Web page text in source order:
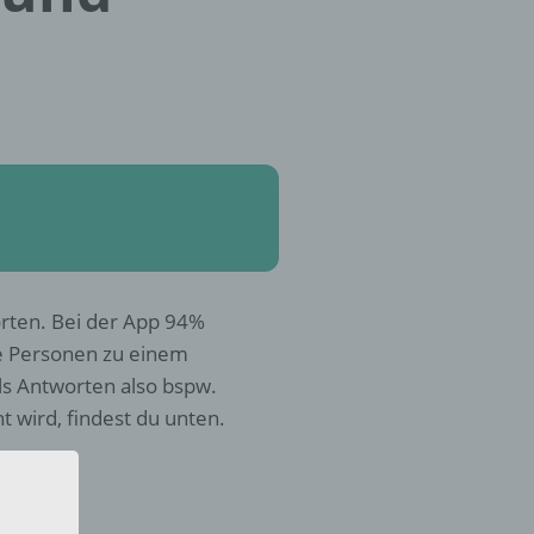
Bei der App 94%
Personen zu einem
Antworten also bspw.
wird, findest du unten.